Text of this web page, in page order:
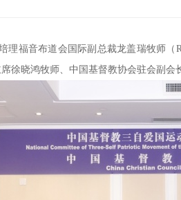
理福音布道会国际副总裁龙盖瑞牧师（
徐晓鸿牧师、中国基督教协会驻会副会